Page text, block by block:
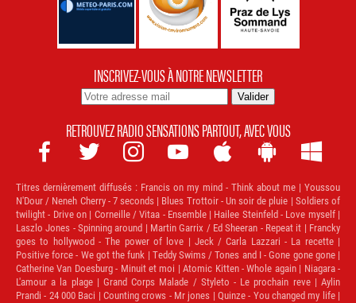
INSCRIVEZ-VOUS À NOTRE NEWSLETTER
RETROUVEZ RADIO SENSATIONS PARTOUT, AVEC VOUS
      
Titres dernièrement diffusés : Francis on my mind - Think about me | Youssou
N'Dour / Neneh Cherry - 7 seconds | Blues Trottoir - Un soir de pluie | Soldiers of
twilight - Drive on | Corneille / Vitaa - Ensemble | Hailee Steinfeld - Love myself |
Laszlo Jones - Spinning around | Martin Garrix / Ed Sheeran - Repeat it | Francky
goes to hollywood - The power of love | Jeck / Carla Lazzari - La recette |
Positive force - We got the funk | Teddy Swims / Tones and I - Gone gone gone |
Catherine Van Doesburg - Minuit et moi | Atomic Kitten - Whole again | Niagara -
L'amour a la plage | Grand Corps Malade / Styleto - Le prochain reve | Aylin
Prandi - 24 000 Baci | Counting crows - Mr jones | Quinze - You changed my life |